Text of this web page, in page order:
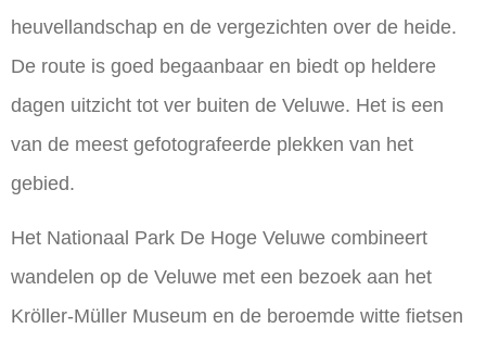
heuvellandschap en de vergezichten over de heide.
De route is goed begaanbaar en biedt op heldere
dagen uitzicht tot ver buiten de Veluwe. Het is een
van de meest gefotografeerde plekken van het
gebied.
Het Nationaal Park De Hoge Veluwe combineert
wandelen op de Veluwe met een bezoek aan het
Kröller-Müller Museum en de beroemde witte fietsen